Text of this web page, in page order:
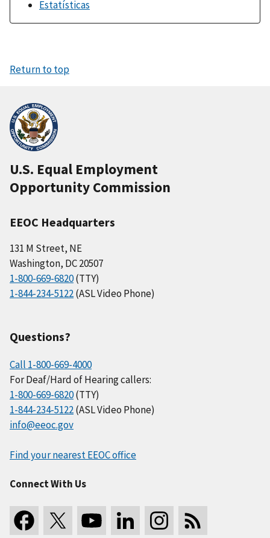
Estatísticas
Return to top
U.S. Equal Employment
Opportunity Commission
EEOC Headquarters
131 M Street, NE
Washington, DC 20507
1-800-669-6820(TTY)
1-844-234-5122(ASL Video Phone)
Questions?
Call 1-800-669-4000
For Deaf/Hard of Hearing callers:
1-800-669-6820(TTY)
1-844-234-5122(ASL Video Phone)
info@eeoc.gov
Find your nearest EEOC office
Connect With Us